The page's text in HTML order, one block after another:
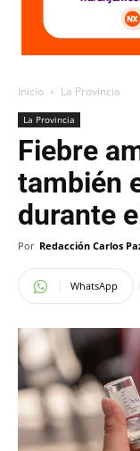
Inicio La Provincia
La Provincia
Fiebre
también
durante
Por Redacción Carlos
WhatsApp